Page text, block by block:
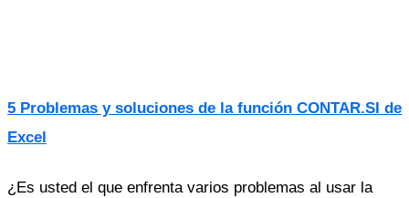
5 Problemas y soluciones de la función CONTAR.SI de
Excel
¿Es usted el que enfrenta varios problemas al usar la